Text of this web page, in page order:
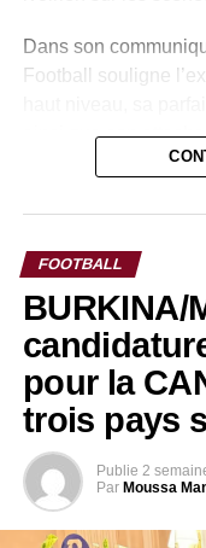
Dans son
Football souligne
ainsi que son
travaillera en étroite
la dynamique de
FOOTBALL
BURKINA/
pour la
trois pays
Publie 2
Par Moussa